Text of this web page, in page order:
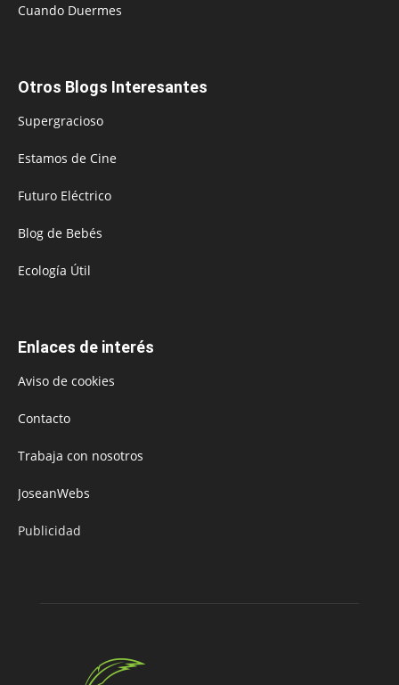
Cuando Duermes
Otros Blogs Interesantes
Supergracioso
Estamos de Cine
Futuro Eléctrico
Blog de Bebés
Ecología Útil
Enlaces de interés
Aviso de cookies
Contacto
Trabaja con nosotros
JoseanWebs
Publicidad